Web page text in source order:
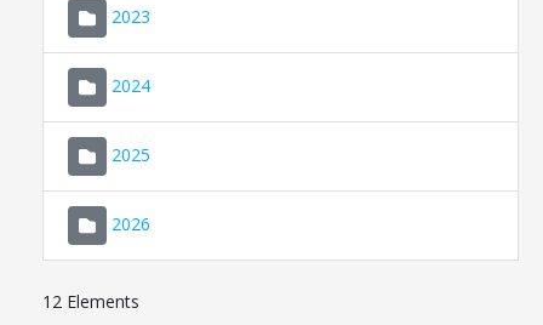
2023
2024
2025
2026
12 Elements